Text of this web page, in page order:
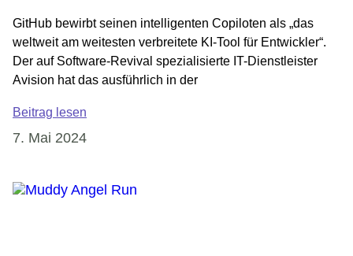
GitHub bewirbt seinen intelligenten Copiloten als „das
weltweit am weitesten verbreitete KI-Tool für Entwickler“.
Der auf Software-Revival spezialisierte IT-Dienstleister
Avision hat das ausführlich in der
Beitrag lesen
7. Mai 2024